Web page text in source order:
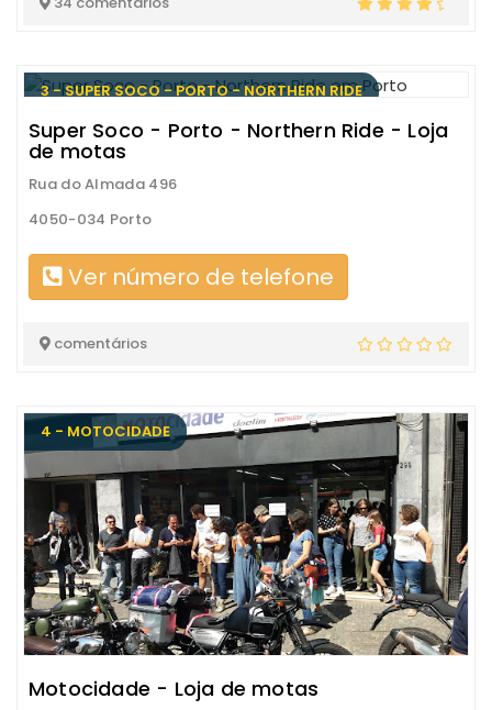
3 - SUPER SOCO - PORTO - NORTHERN RIDE
Super Soco - Porto - Northern Ride - Loja
de motas
Rua do Almada 496
4050-034 Porto
Ver número de telefone
comentários
4 - MOTOCIDADE
Motocidade - Loja de motas